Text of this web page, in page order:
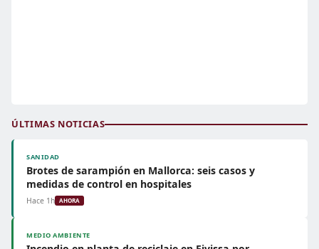
ÚLTIMAS NOTICIAS
SANIDAD
Brotes de sarampión en Mallorca: seis casos y
medidas de control en hospitales
Hace 1h AHORA
MEDIO AMBIENTE